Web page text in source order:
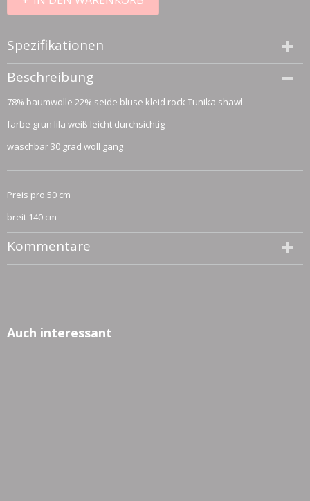
Spezifikationen
Größe (l,b,h)
50 x 140 x 0 cm
Beschreibung
78% baumwolle 22% seide bluse kleid rock Tunika shawl
farbe grun lila weiß leicht durchsichtig
waschbar 30 grad woll gang
Preis pro 50 cm
breit 140 cm
Kommentare
Auch interessant